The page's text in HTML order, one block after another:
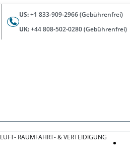
US:+1 833-909-2966 (Gebührenfrei)
UK:+44 808-502-0280 (Gebührenfrei)
LUFT- RAUMFAHRT- & VERTEIDIGUNG